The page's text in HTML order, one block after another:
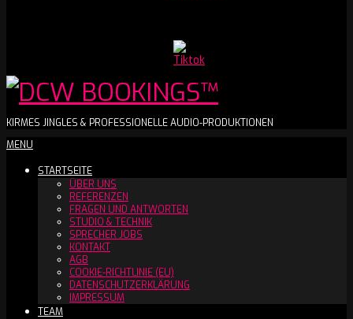
Youtube
Channel
DCW
BOOKINGS™
KIRMES JINGLES & PROFESSIONELLE AUDIO-PRODUKTIONEN
Secondary
Menu
MENU
STARTSEITE
ÜBER UNS
REFERENZEN
FRAGEN UND ANTWORTEN
STUDIO & TECHNIK
SPRECHER JOBS
KONTAKT
AGB
COOKIE-RICHTLINIE (EU)
DATENSCHUTZERKLÄRUNG
IMPRESSUM
TEAM